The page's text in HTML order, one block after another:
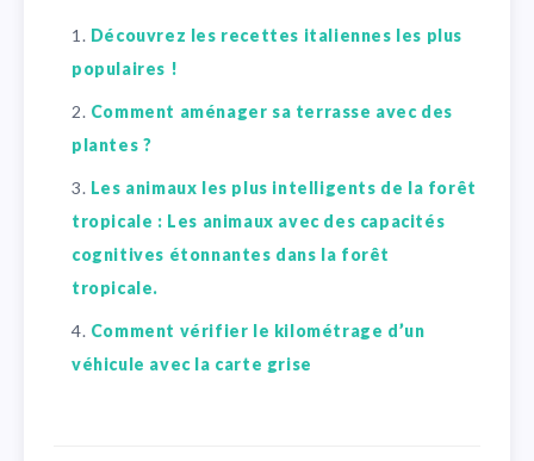
Découvrez les recettes italiennes les plus
populaires !
Comment aménager sa terrasse avec des
plantes ?
Les animaux les plus intelligents de la forêt
tropicale : Les animaux avec des capacités
cognitives étonnantes dans la forêt
tropicale.
Comment vérifier le kilométrage d’un
véhicule avec la carte grise